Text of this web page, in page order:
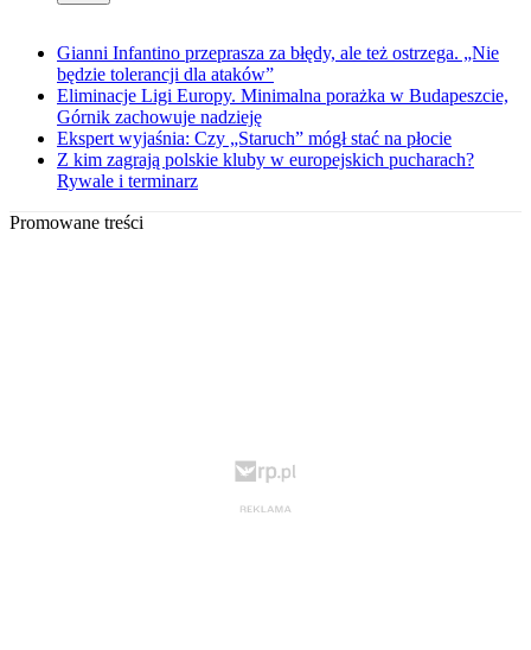
Gianni Infantino przeprasza za błędy, ale też ostrzega. „Nie
będzie tolerancji dla ataków”
Eliminacje Ligi Europy. Minimalna porażka w Budapeszcie,
Górnik zachowuje nadzieję
Ekspert wyjaśnia: Czy „Staruch” mógł stać na płocie
Z kim zagrają polskie kluby w europejskich pucharach?
Rywale i terminarz
Promowane treści